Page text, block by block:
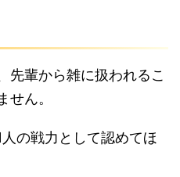
先輩から雑に扱われるこ
せん。
の戦力として認めてほ